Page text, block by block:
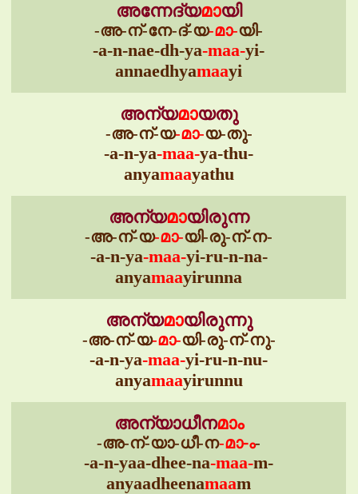
അന്നേദ്യമായി
-അ-ന്-നേ-ദ്-യ-മാ-യി-
-a-n-nae-dh-ya-maa-yi-
annaedhyamaayi
അന്യമായതു
-അ-ന്-യ-മാ-യ-തു-
-a-n-ya-maa-ya-thu-
anyamaayathu
അന്യമായിരുന്ന
-അ-ന്-യ-മാ-യി-രു-ന്-ന-
-a-n-ya-maa-yi-ru-n-na-
anyamaayirunna
അന്യമായിരുന്നു
-അ-ന്-യ-മാ-യി-രു-ന്-നു-
-a-n-ya-maa-yi-ru-n-nu-
anyamaayirunnu
അന്യാധീനമാ
-അ-ന്-യാ-ധീ-ന-മാ-ം-
-a-n-yaa-dhee-na-maa-m-
anyaadheenamaam